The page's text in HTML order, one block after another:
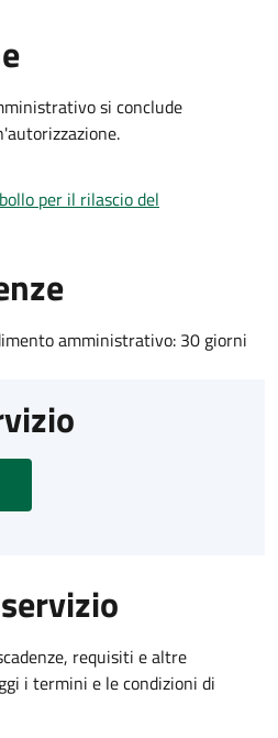
si conclude
per il rilascio del
amministrativo: 30 giorni
requisiti e altre
i termini e le condizioni di